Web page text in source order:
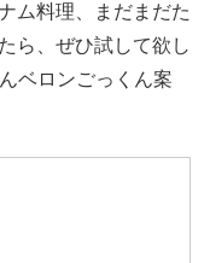
ム料理、まだまだた
ら、ぜひ試して欲し
ベロンごっくん案